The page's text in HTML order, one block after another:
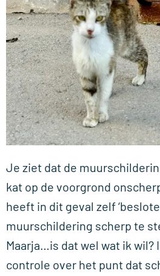
Je ziet dat de
kat op de voorgrond
heeft in dit geval zelf
muurschildering scherp te
Maarja…is dat wel wat ik wil?
controle over het punt dat